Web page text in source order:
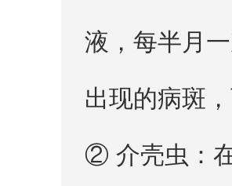
液，每半月
出现的病斑
② 介壳虫：